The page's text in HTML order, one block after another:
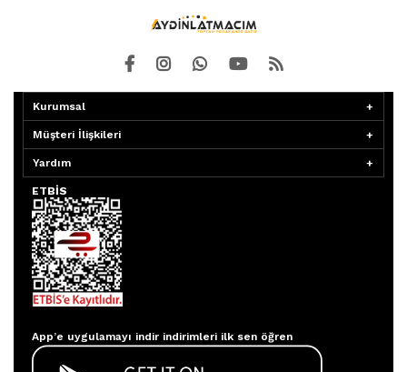
Kurumsal
Müşteri İlişkileri
Yardım
ETBİS
App’e uygulamayı indir indirimleri ilk sen öğren